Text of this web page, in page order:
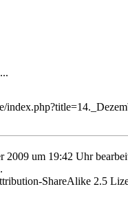
2009 um 19:42 Uhr
ShareAlike 2.5